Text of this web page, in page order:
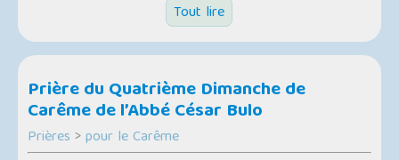
Tout lire
Prière du Quatrième Dimanche de
Carême de l’Abbé César Bulo
Prières >pour le Carême